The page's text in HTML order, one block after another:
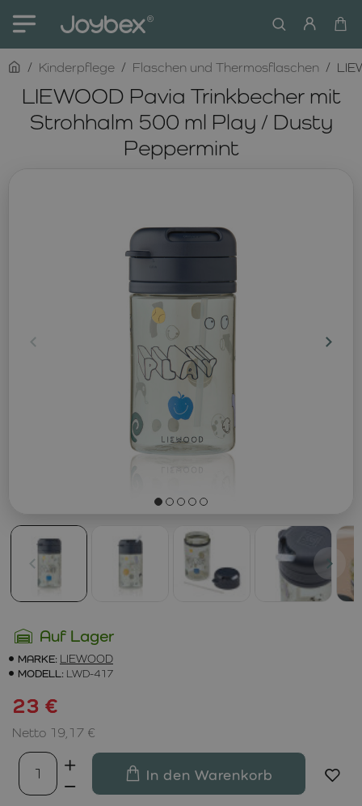
LIEWOOD Pavia Trinkbecher mit
Strohhalm 500 ml Play / Dusty
Peppermint
homeKinderpflege Flaschen und Thermosflaschen
Auf Lager
MARKE: LIEWOOD
MODELL: LWD-417
23 €
Netto 19,17 €
In den Warenkorb